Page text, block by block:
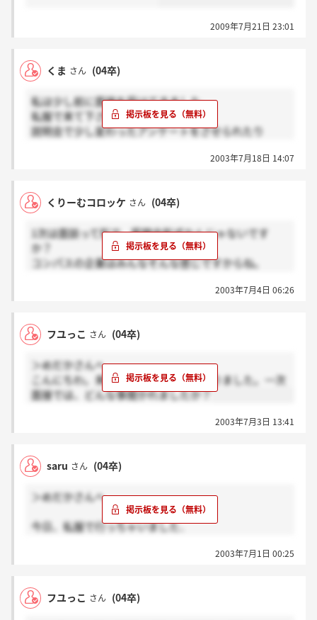
2009年7月21日 23:01
くま さん (04卒)
私は少し前に面接を受けてきました。
私服で来て下さいとのことや
説明会で少し変わったアンケートをさせられたり
2003年7月18日 14:07
くりーむコロッケ さん (04卒)
1次は面談って形で、質問会形式なんじゃないです
か？
コンパスの企業はみんなそんな感じですからね。
2003年7月4日 06:26
フユっこ さん (04卒)
＞めだかさんへ
こんにちわ。来週面接受けることになりました。一次
面接では、どんな事聞かれましたか？
2003年7月3日 13:41
saru さん (04卒)
＞めだかさんへ
今日、私服で行っちゃいました．
何となく、本当の自分を出せる気がして・・・．
今日、説明会に行かれた人は
どんな印象だったのでしょうか？
2003年7月1日 00:25
フユっこ さん (04卒)